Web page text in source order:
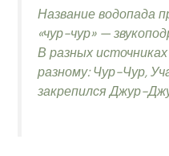
Название водопада
«чур-чур»—
В разных
разному: Чур-Чур,
закрепился Джур-